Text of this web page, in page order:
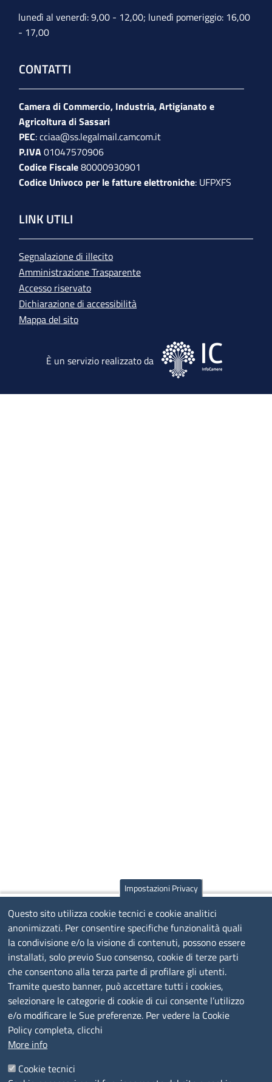
lunedì al venerdì: 9,00 - 12,00; lunedì pomeriggio: 16,00
- 17,00
CONTATTI
Camera di Commercio, Industria, Artigianato e
Agricoltura di Sassari
PEC:cciaa@ss.legalmail.camcom.it
P.IVA01047570906
Codice Fiscale80000930901
Codice Univoco per le fatture elettroniche: UFPXFS
LINK UTILI
Segnalazione di illecito
Amministrazione Trasparente
Accesso riservato
Dichiarazione di accessibilità
Mappa del sito
È un servizio realizzato da
Immagine
Impostazioni Privacy
Questo sito utilizza cookie tecnici e cookie analitici
anonimizzati. Per consentire specifiche funzionalità quali
la condivisione e/o la visione di contenuti, possono essere
installati, solo previo Suo consenso, cookie di terze parti
che consentono alla terza parte di profilare gli utenti.
Tramite questo banner, può accettare tutti i cookies,
selezionare le categorie di cookie di cui consente l’utilizzo
e/o modificare le Sue preferenze. Per vedere la Cookie
Policy completa, clicchi
More info
Cookie tecnici